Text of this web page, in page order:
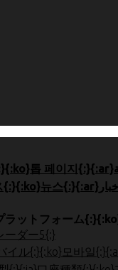
ーダー5{:}